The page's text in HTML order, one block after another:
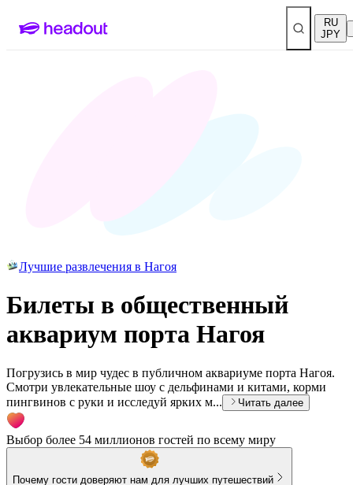
RU
JPY
Лучшие развлечения в Нагоя
Билеты в общественный
аквариум порта Нагоя
Погрузись в мир чудес в публичном аквариуме порта Нагоя.
Смотри увлекательные шоу с дельфинами и китами, корми
пингвинов с руки и исследуй ярких м...
Читать далее
Выбор более 54 миллионов гостей по всему миру
Почему гости доверяют нам для лучших путешествий